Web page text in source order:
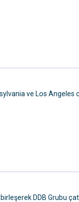
ve Los
DDB Grubu